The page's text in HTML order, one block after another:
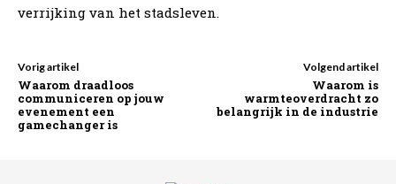
verrijking van het stadsleven.
Vorig artikel
Waarom draadloos
communiceren op jouw
evenement een
gamechanger is
Volgend artikel
Waarom is
warmteoverdracht zo
belangrijk in de industrie